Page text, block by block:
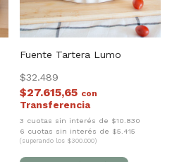
Fuente Tartera Lumo
$32.489
$27.615,65 con
3 cuotas sin interés de $10.830
6 cuotas sin interés de $5.415
(superando los $300.000)